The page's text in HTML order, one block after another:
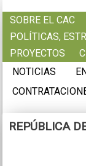
SOBRE EL CAC
POLÍTICAS,
PROYECTOS
NOTICIAS
REPÚBLICA